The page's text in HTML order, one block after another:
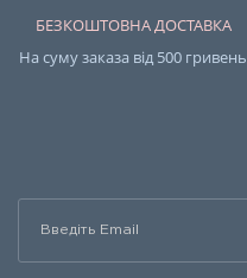
БЕЗКОШТОВНА ДОСТАВКА
На суму заказа від 500 гривень